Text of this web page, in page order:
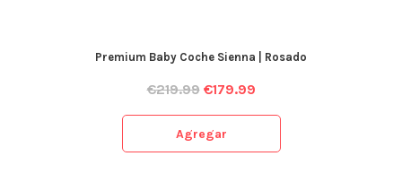
Premium Baby Coche Sienna | Rosado
€219.99 €179.99
Agregar